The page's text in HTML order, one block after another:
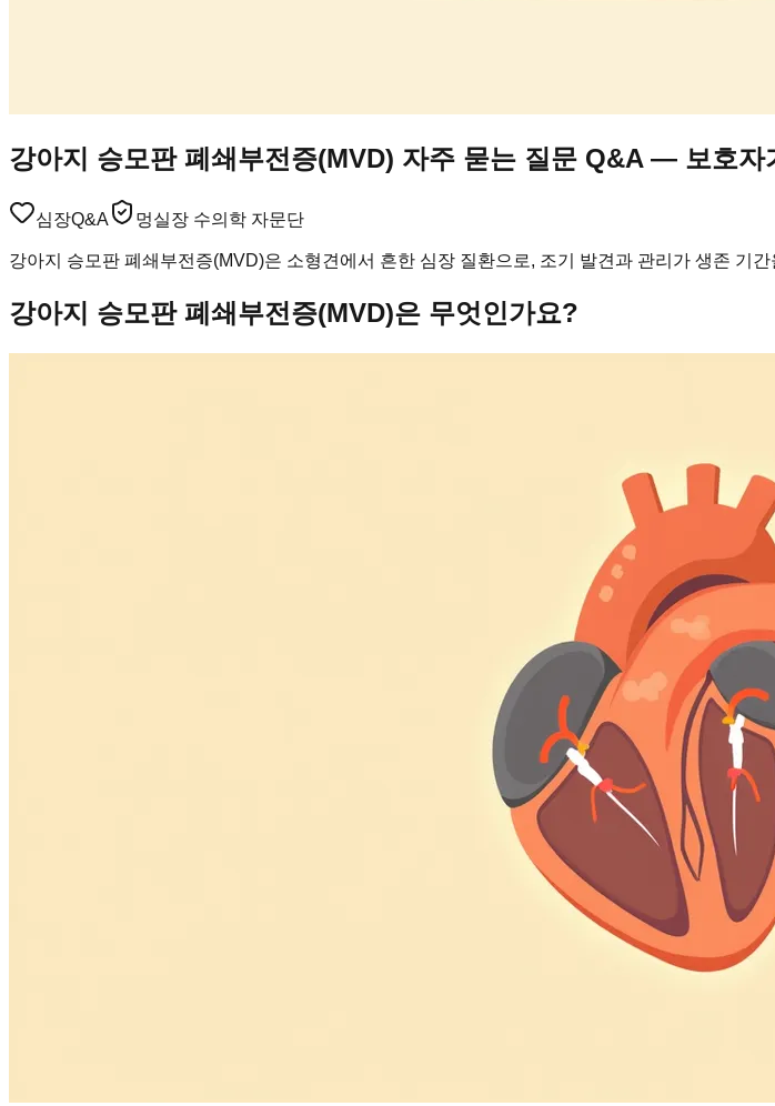
강아지 승모판 폐쇄부전증(MVD) 자주 묻는 질문 Q&A — 보호자
심장Q&A 멍실장 수의학 자문단
강아지 승모판 폐쇄부전증(MVD)은 소형견에서 흔한 심장 질환으로, 조기 발견과 관리가 생존 기
강아지 승모판 폐쇄부전증(MVD)은 무엇인가요?